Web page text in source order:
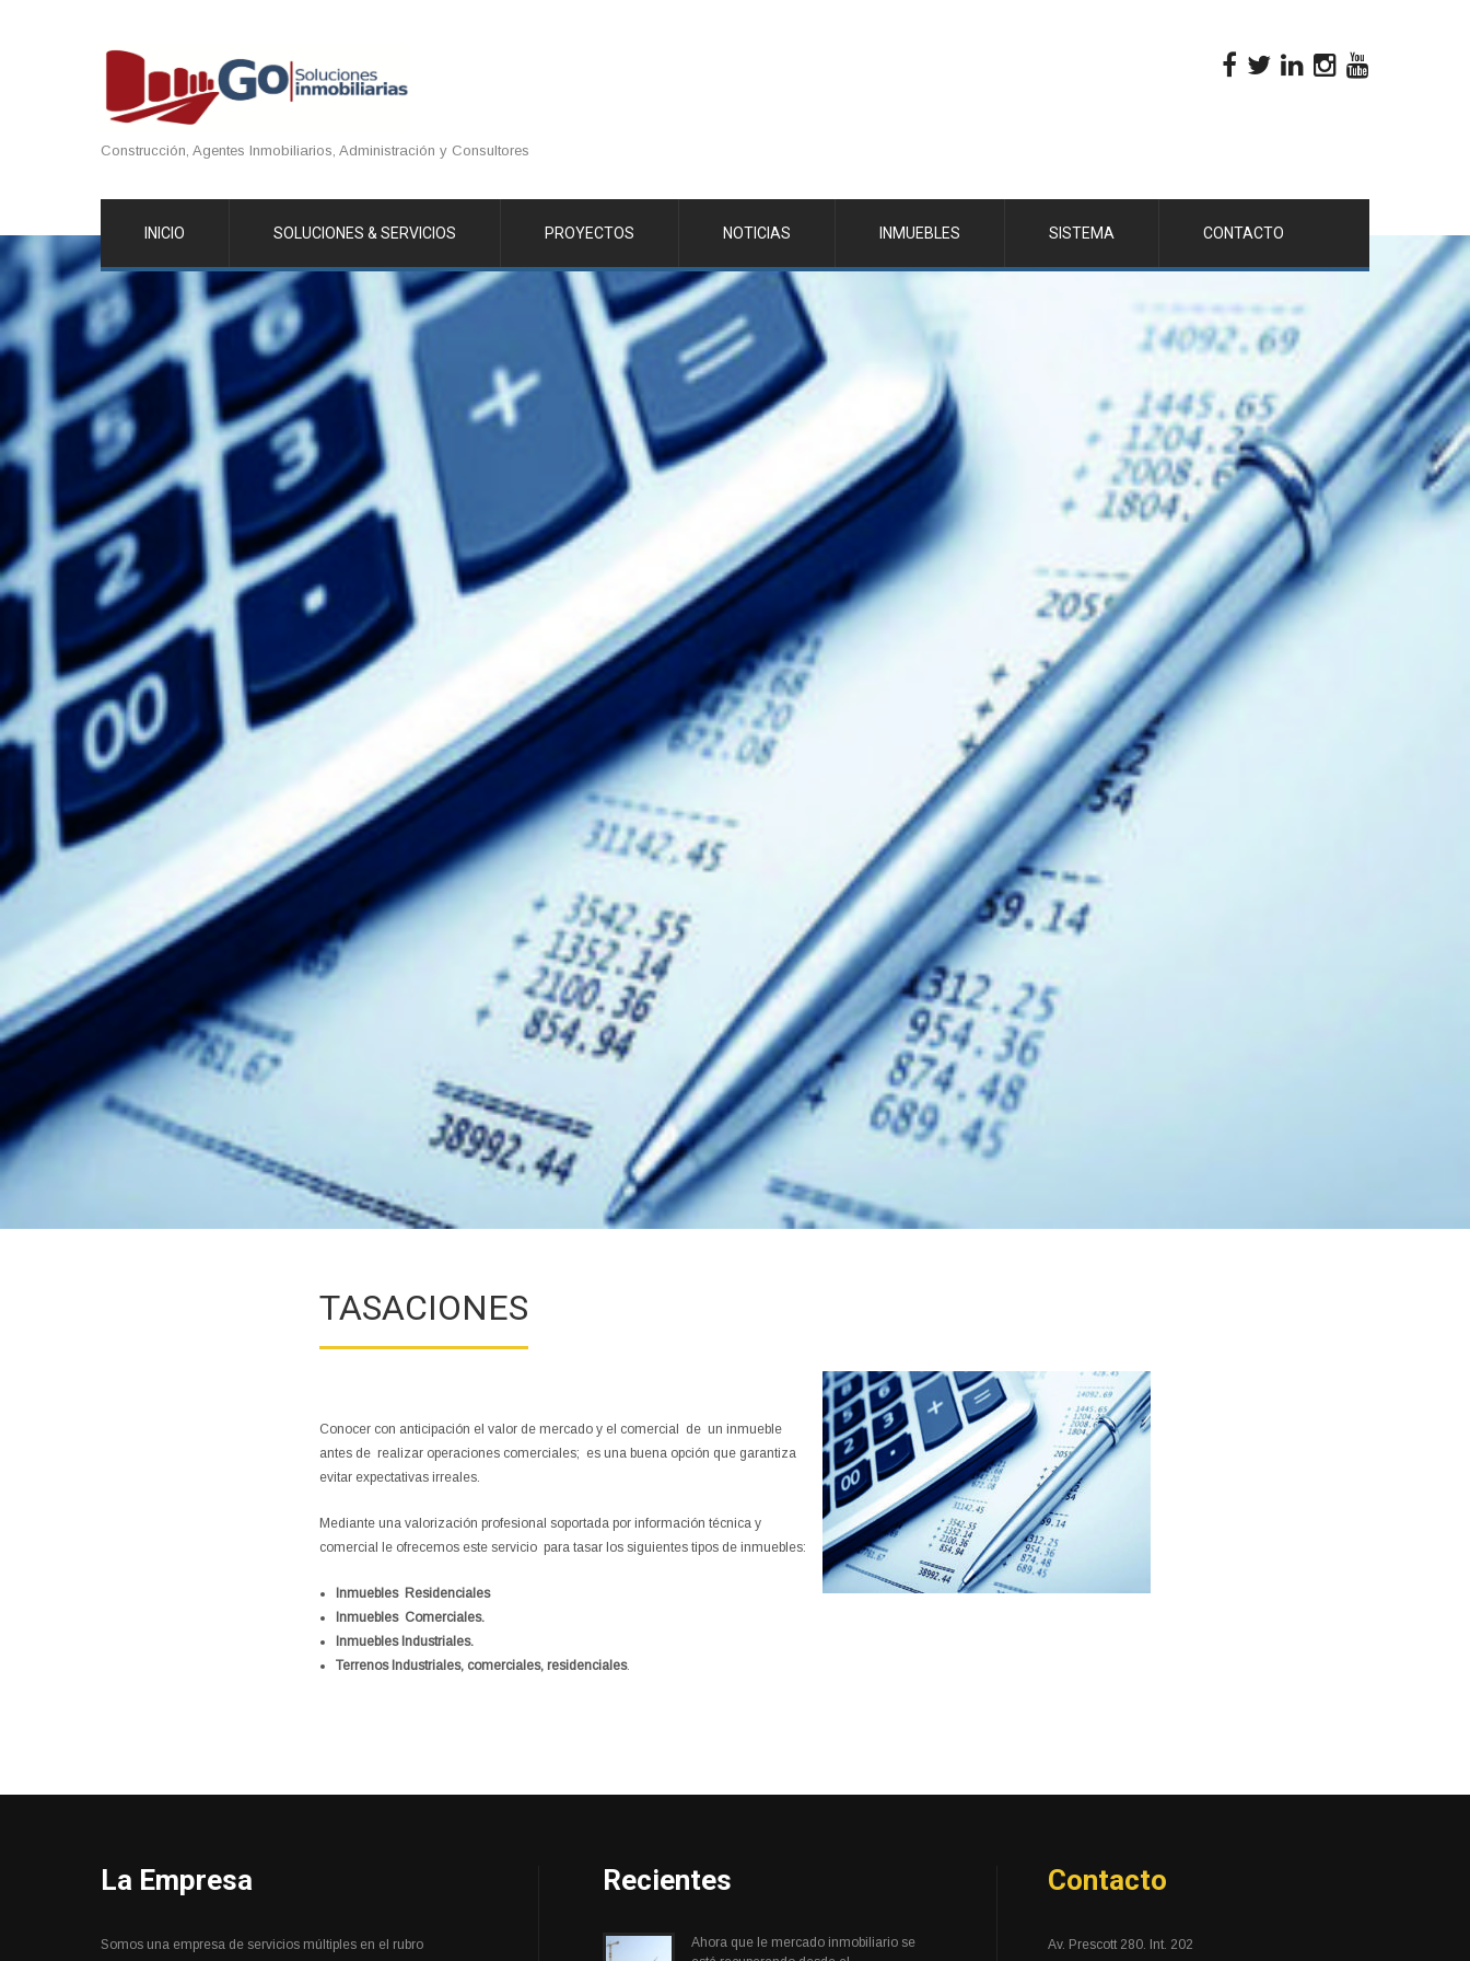
Construcción, Agentes Inmobiliarios, Administración y Consultores
INICIO SOLUCIONES & SERVICIOS PROYECTOS NOTICIAS INMUEBLES SISTEMA CONTACTO
TASACIONES
Conocer con anticipación el valor de mercado y el comercial de un inmueble
antes de realizar operaciones comerciales; es una buena opción que garantiza
evitar expectativas irreales.
Mediante una valorización profesional soportada por información técnica y
comercial le ofrecemos este servicio para tasar los siguientes tipos de inmuebles:
Inmuebles Residenciales
Inmuebles Comerciales.
Inmuebles Industriales.
Terrenos Industriales, comerciales, residenciales.
La Empresa
Somos una empresa de servicios múltiples en el rubro
Recientes
Ahora que le mercado inmobiliario se
Contacto
Av. Prescott 280. Int. 202